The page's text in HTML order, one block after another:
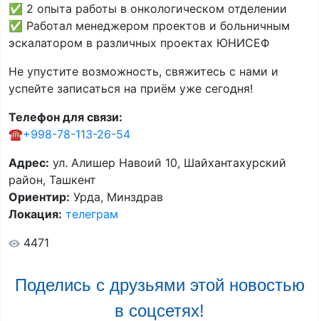
✅ 2 опыта работы в онкологическом отделении
✅ Работал менеджером проектов и больничным
эскалатором в различных проектах ЮНИСЕФ
Не упустите возможность, свяжитесь с нами и
успейте записаться на приём уже сегодня!
Телефон для связи:
☎️+998-78-113-26-54
Адрес: ул. Алишер Навоий 10, Шайхантахурский
район, Ташкент
Ориентир: Урда, Минздрав
Локация: телеграм
4471
Поделись с друзьями этой новостью
в соцсетях!